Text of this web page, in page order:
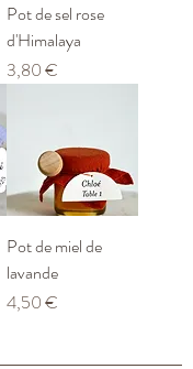
Pot de sel rose
d'Himalaya
Prix
3,80 €
Pot de miel de
lavande
Prix
4,50 €